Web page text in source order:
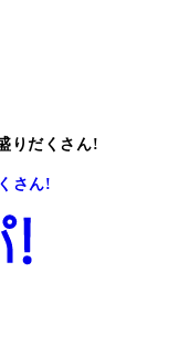
りだくさん!
さん!